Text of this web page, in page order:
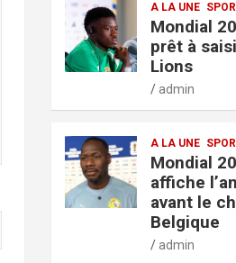
A LA UNE
Mondial
prêt à
Lions
admin
A LA UNE
Mondial
affiche
avant le
Belgique
admin